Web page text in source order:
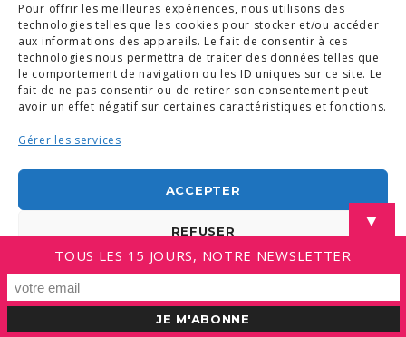
Pour offrir les meilleures expériences, nous utilisons des
technologies telles que les cookies pour stocker et/ou accéder
aux informations des appareils. Le fait de consentir à ces
technologies nous permettra de traiter des données telles que
le comportement de navigation ou les ID uniques sur ce site. Le
fait de ne pas consentir ou de retirer son consentement peut
avoir un effet négatif sur certaines caractéristiques et fonctions.
Gérer les services
ACCEPTER
REFUSER
VOIR LES PRÉFÉRENCES
Politique de cookies
▼
TOUS LES 15 JOURS, NOTRE NEWSLETTER